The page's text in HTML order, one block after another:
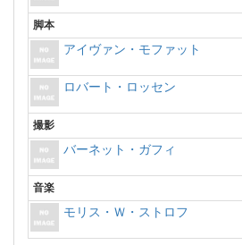
脚本
アイヴァン・モファット
ロバート・ロッセン
撮影
バーネット・ガフィ
音楽
モリス・Ｗ・ストロフ